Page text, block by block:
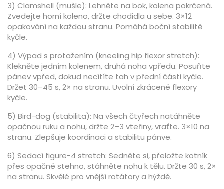
3) Clamshell (mušle): Lehněte na bok, kolena pokrčená.
Zvedejte horní koleno, držte chodidla u sebe. 3×12
opakování na každou stranu. Pomáhá boční stabilitě
kyčle.
4) Výpad s protažením (kneeling hip flexor stretch):
Klekněte jedním kolenem, druhá noha vpředu. Posuňte
pánev vpřed, dokud necítíte tah v přední části kyčle.
Držet 30–45 s, 2× na stranu. Uvolní zkrácené flexory
kyčle.
5) Bird-dog (stabilita): Na všech čtyřech natáhněte
opačnou ruku a nohu, držte 2–3 vteřiny, vraťte. 3×10 na
stranu. Zlepšuje koordinaci a stabilitu pánve.
6) Sedací figure-4 stretch: Sedněte si, přeložte kotník
přes opačné stehno, stáhněte nohu k tělu. Držte 30 s, 2×
na stranu. Skvělé pro vnější rotátory a hýždě.